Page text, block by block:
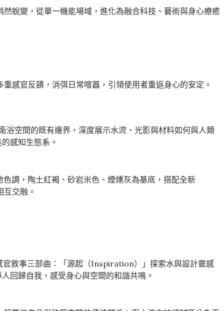
蛻變，從單一機能場域，進化為融合科技、藝術與身心療癒
感官反饋，消弭日常喧囂，引領使用者重返身心的安定。
空間的既有邊界，深度展示水流、光影與材料如何與人類
感知生態系。
調，陶土紅褐、砂岩米色、煙燻灰為基底，搭配全新
交融。
敘事三部曲：「源起（Inspiration）」探索水與設計靈感
回歸自我，感受身心與空間的和諧共鳴。